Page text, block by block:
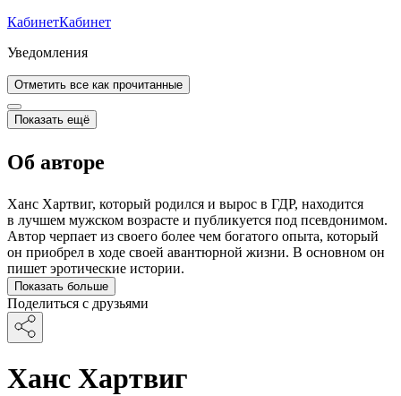
КабинетКабинет
Уведомления
Отметить все как прочитанные
Показать ещё
Об авторе
Ханс Хартвиг, который родился и вырос в ГДР, находится
в лучшем мужском возрасте и публикуется под псевдонимом.
Автор черпает из своего более чем богатого опыта, который
он приобрел в ходе своей авантюрной жизни. В основном он
пишет эротические истории.
Показать больше
Поделиться с друзьями
Ханс Хартвиг